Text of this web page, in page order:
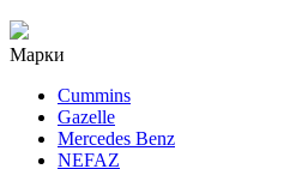
Марки
Cummins
Gazelle
Mercedes Benz
NEFAZ